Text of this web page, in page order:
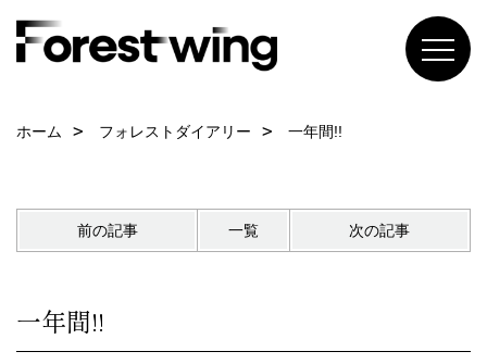
ホーム フォレストダイアリー 一年間!!
前の記事 一覧 次の記事
一年間!!